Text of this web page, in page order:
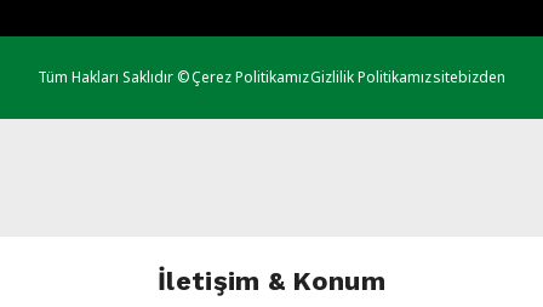
Tüm Hakları Saklıdır ©Çerez PolitikamızGizlilik Politikamızsitebizden
İletişim & Konum